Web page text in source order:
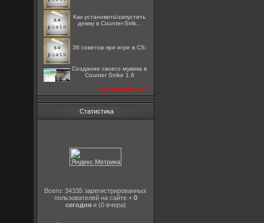
Как установить\запустить
демку в Counter-Strik...
36 советов при игре в CS:
Создание своего мувика в
Counter Strike 1.6
посмотреть все
Статистика
Всего: 34335 зарегистрированных
пользователей на сайте + 0
сегодняи (0 вчера)